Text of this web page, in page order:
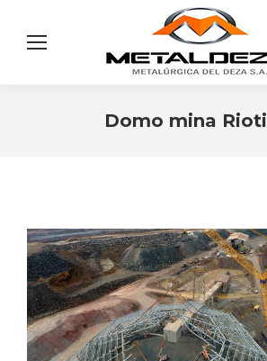
Domo mina